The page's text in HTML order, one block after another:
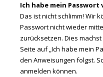
Ich habe mein Passwort
Das ist nicht schlimm! Wir
Passwort nicht wieder
zurücksetzen. Dies
Seite auf „Ich habe mein
den Anweisungen folgst.
anmelden können.